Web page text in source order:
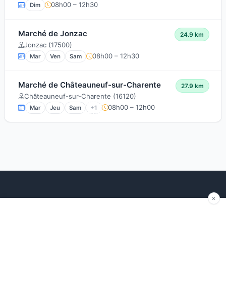
Dim 08h00 – 12h30
Marché de Jonzac
Jonzac (17500)
24.9 km
Mar Ven Sam 08h00 – 12h30
Marché de Châteauneuf-sur-Charente
Châteauneuf-sur-Charente (16120)
27.9 km
Mar Jeu Sam +1 08h00 – 12h00
Explorer Blog